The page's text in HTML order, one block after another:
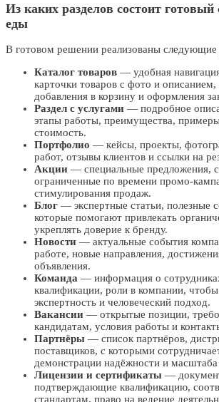
Из каких разделов состоит готовый
еды
В готовом решении реализованы следующие
Каталог товаров — удобная
карточки товаров с фото и
добавления в корзину и оформления
Раздел с услугами — подробное
этапы работы, преимущества, примеры
стоимость.
Портфолио — кейсы, проекты,
работ, отзывы клиентов и ссылки на
Акции — специальные предложения,
ограниченные по времени промо-
стимулирования продаж.
Блог — экспертные статьи, полезные
которые помогают привлекать
укреплять доверие к бренду.
Новости — актуальные события
работе, новые направления,
объявления.
Команда — информация о
квалификации, роли в компании, чтобы
экспертность и человеческий подход.
Вакансии — открытые позиции,
кандидатам, условия работы и
Партнёры — список партнёров,
поставщиков, с которыми
демонстрации надёжности и масштаба
Лицензии и сертификаты —
подтверждающие квалификацию,
стандартам, право на ведение